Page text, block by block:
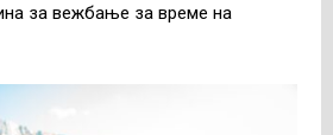
за вежбање за време на